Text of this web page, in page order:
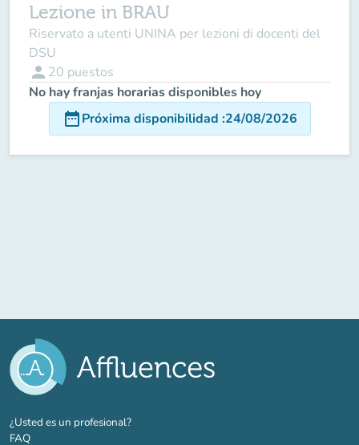
Lezione in BRAU
Riservato a utenti UNINA per lezioni di docenti del
DSU
person 20 puestos
No hay franjas horarias disponibles hoy
date_rangePróxima disponibilidad :24/08/2026
¿Usted es un profesional?(nueva pestaña)
FAQ